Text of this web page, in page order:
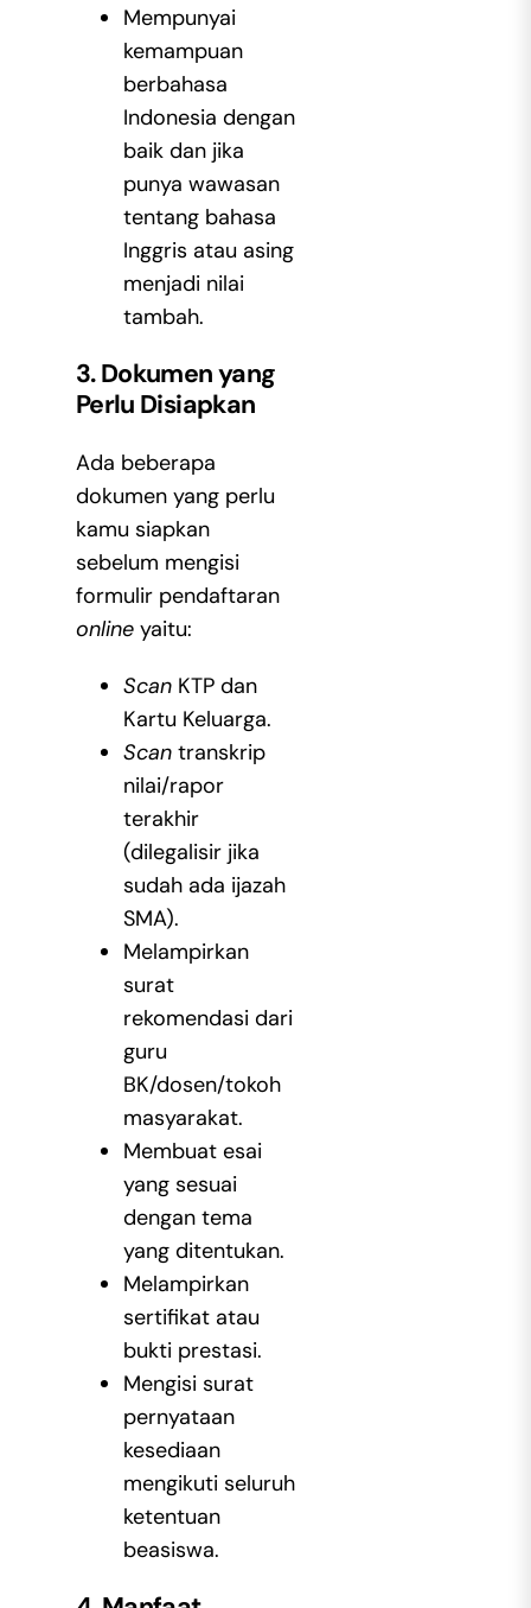
Mempunyai
kemampuan
berbahasa
Indonesia dengan
baik dan jika
punya wawasan
tentang bahasa
Inggris atau asing
menjadi nilai
tambah.
3. Dokumen yang
Perlu Disiapkan
Ada beberapa
dokumen yang perlu
kamu siapkan
sebelum mengisi
formulir pendaftaran
onlineyaitu:
Scan KTP dan
Kartu Keluarga.
Scan transkrip
nilai/rapor
terakhir
(dilegalisir jika
sudah ada ijazah
SMA).
Melampirkan
surat
rekomendasi dari
guru
BK/dosen/tokoh
masyarakat.
Membuat esai
yang sesuai
dengan tema
yang ditentukan.
Melampirkan
sertifikat atau
bukti prestasi.
Mengisi surat
pernyataan
kesediaan
mengikuti seluruh
ketentuan
beasiswa.